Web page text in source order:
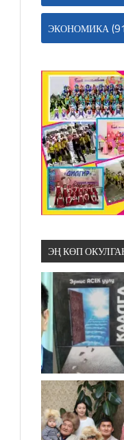
ЭКОНОМИКА
ЭҢ КӨП